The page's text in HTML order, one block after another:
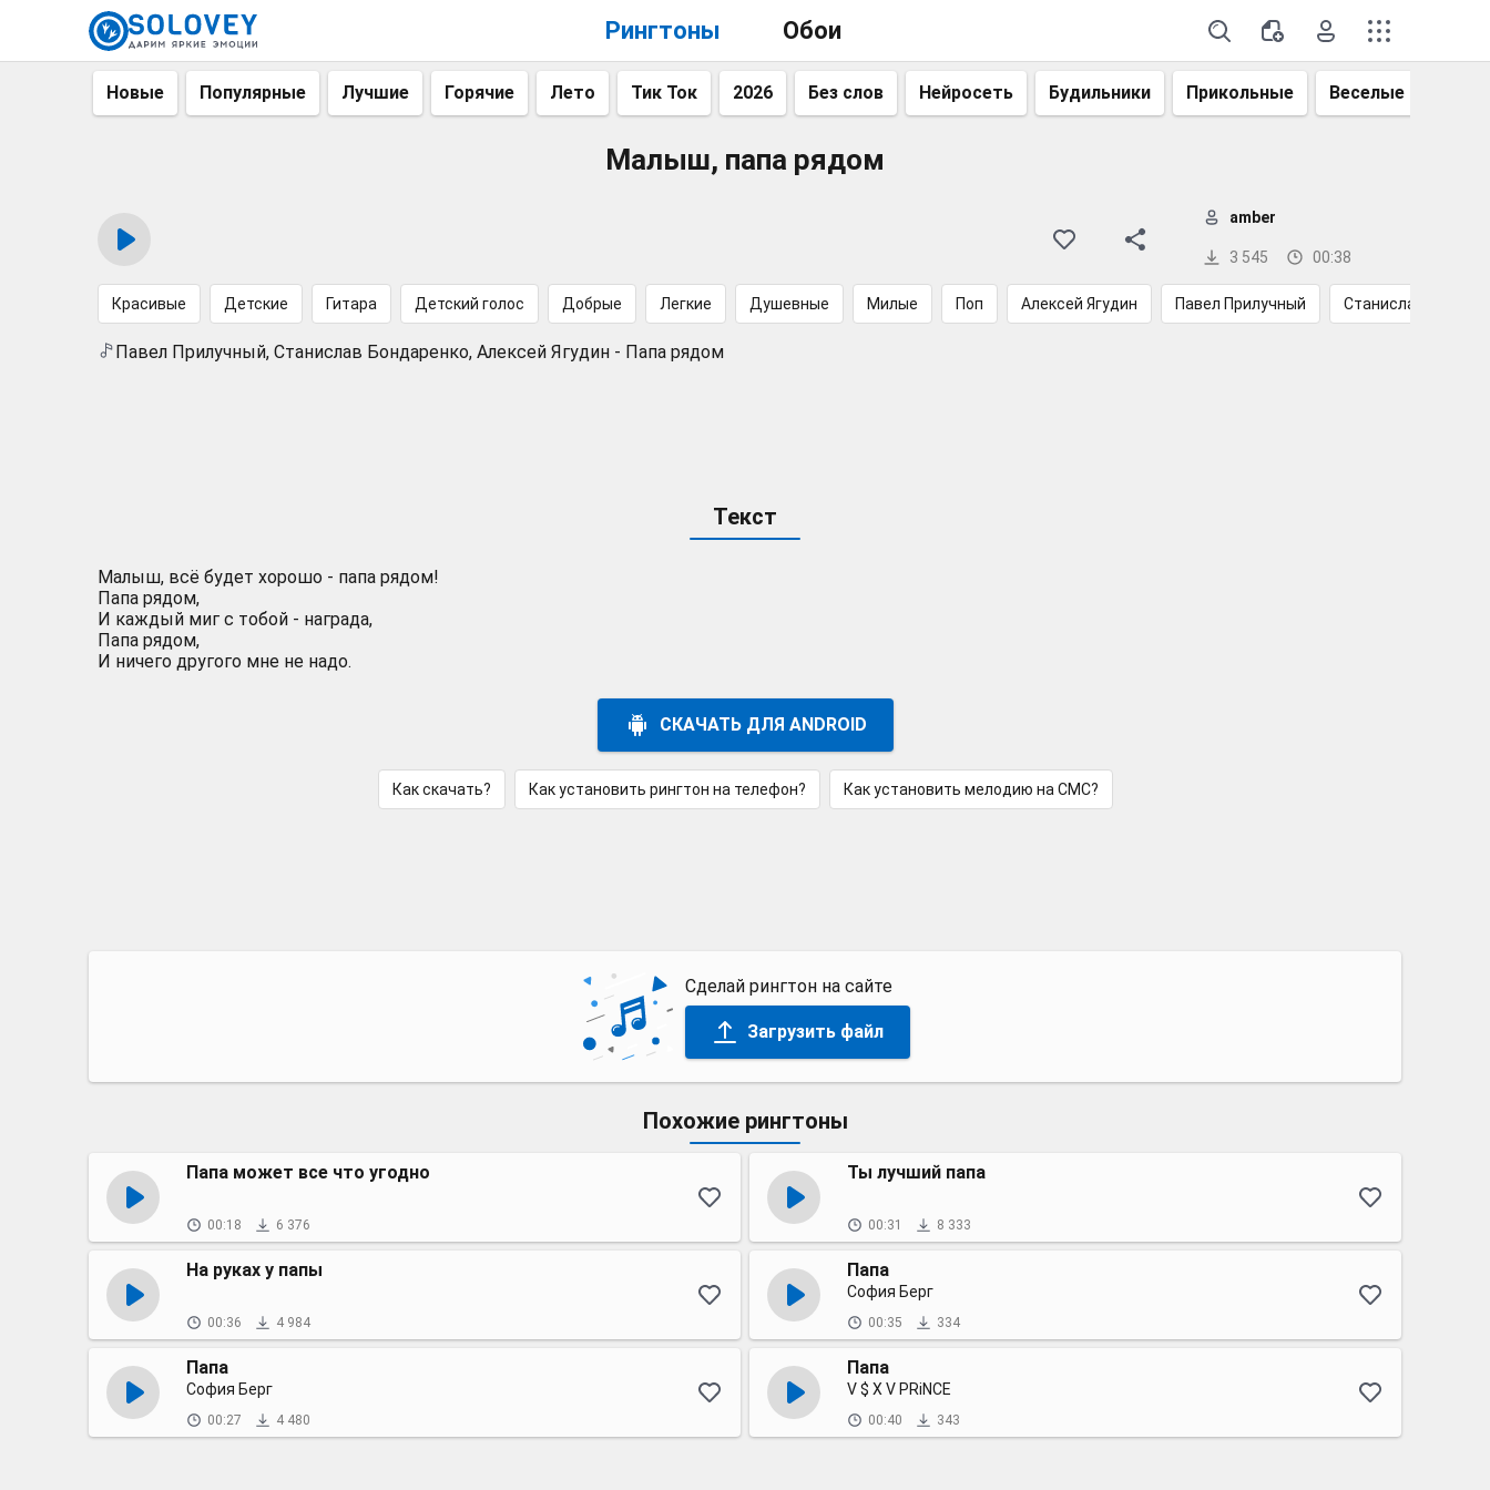
Рингтоны Обои
Новые Популярные Лучшие Горячие Лето Тик Ток 2026 Без слов Нейросеть Будильники Прикольные Веселые
Малыш, папа рядом
3 545 00:38
amber
Красивые Детские Гитара Детский голос Добрые Легкие Душевные Милые Поп Алексей Ягудин Павел Прилучный Станислав
Павел Прилучный, Станислав Бондаренко, Алексей Ягудин - Папа рядом
Текст
Малыш, всё будет хорошо - папа рядом!
Папа рядом,
И каждый миг с тобой - награда,
Папа рядом,
И ничего другого мне не надо.
СКАЧАТЬ ДЛЯ ANDROID
Как скачать? Как установить рингтон на телефон? Как установить мелодию на СМС?
Сделай рингтон на сайте
Загрузить файл
Похожие рингтоны
Папа может все что угодно
00:18 6 376
Ты лучший папа
00:31 8 333
На руках у папы
00:36 4 984
Папа
София Берг
00:35 334
Папа
София Берг
00:27 4 480
Папа
V $ X V PRiNCE
00:40 343